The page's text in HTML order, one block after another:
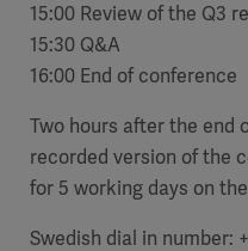
15:00 Review of the Q3
15:30 Q&A
16:00 End of conference
Two hours after the end
recorded version of the
for 5 working days on
Swedish dial in number: